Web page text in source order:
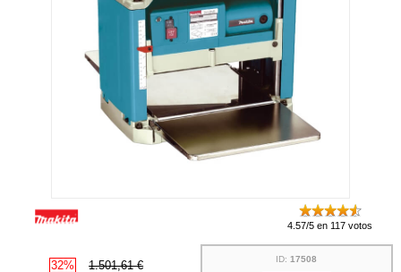
4.57/5 en 117 votos
32% 1.501,61 € ID:17508